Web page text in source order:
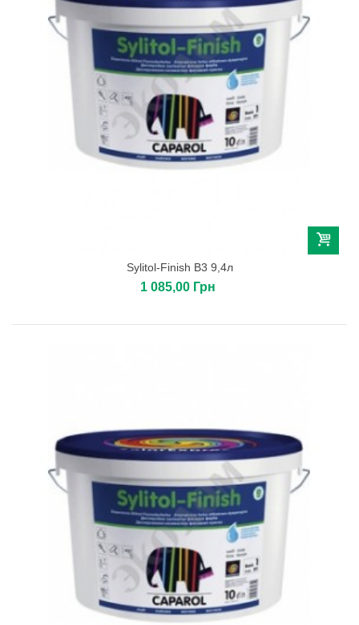
Sylitol-Finish B3 9,4л
1 085,00 Грн